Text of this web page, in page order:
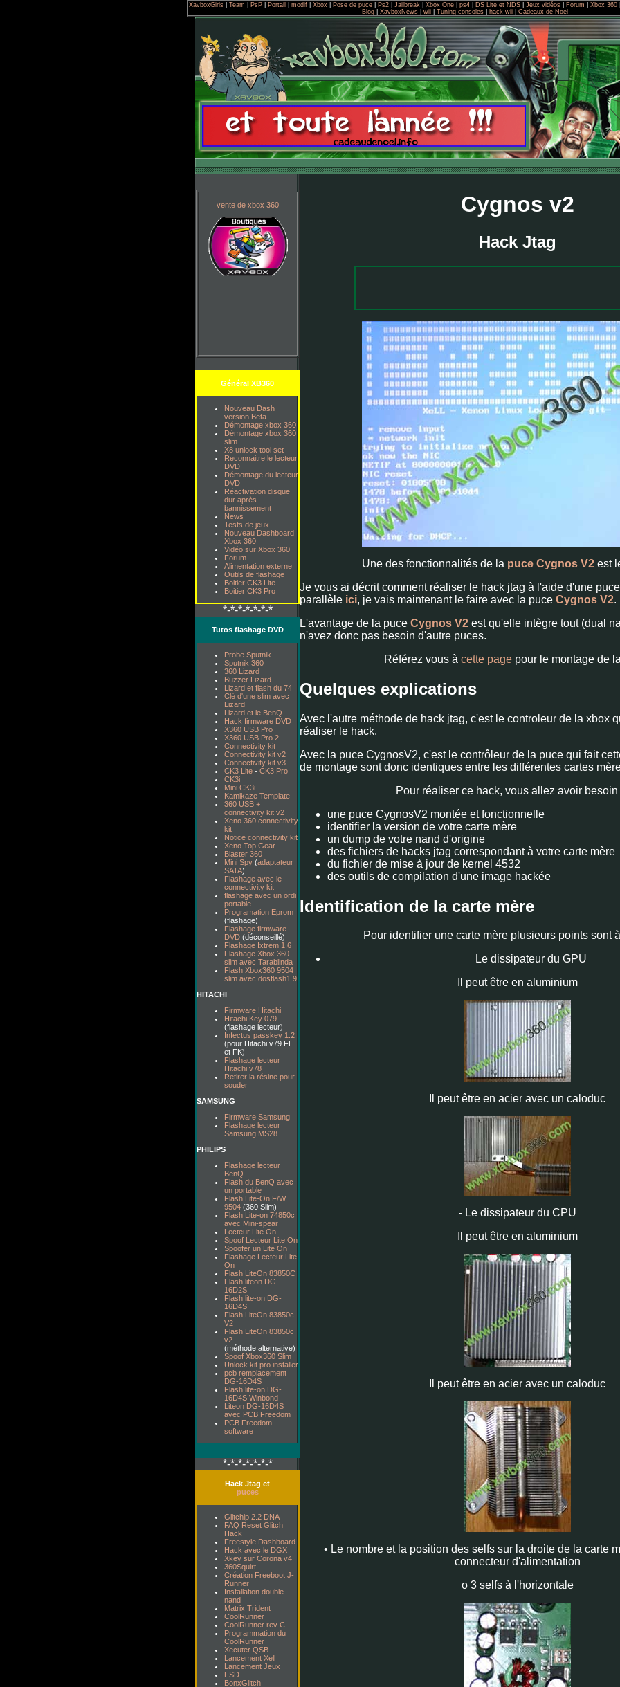
XavboxGirls| Team PsP| Portail modif| Xbox| Pose de puce| Ps2| Jailbreak| Xbox One| ps4| DS Lite et NDS| Jeux vidéos| Forum Xbox 360|
Blog
XavboxNews wii Tuning consoles hack wii Cadeaux de Noel
vente de xbox 360
Général XB360
Nouveau Dash
version Beta
Démontage xbox 360
Démontage xbox 360
slim
X8 unlock tool set
Reconnaitre le lecteur
DVD
Démontage du lecteur
DVD
Réactivation disque
dur après
bannissement
News
Tests de jeux
Nouveau Dashboard
Xbox 360
Vidéo sur Xbox 360
Forum
Alimentation externe
Outils de flashage
Boitier CK3 Lite
Boitier CK3 Pro
*-*-*-*-*-*-*
Tutos flashage DVD
Probe Sputnik
Sputnik 360
360 Lizard
Buzzer Lizard
Lizard et flash du 74
Clé d'une slim avec
Lizard
Lizard et le BenQ
Hack firmware DVD
X360 USB Pro
X360 USB Pro 2
Connectivity kit
Connectivity kit v2
Connectivity kit v3
CK3 Lite - CK3 Pro
CK3i
Mini CK3i
Kamikaze Template
360 USB +
connectivity kit v2
Xeno 360 connectivity
kit
Notice connectivity kit
Xeno Top Gear
Blaster 360
Mini Spy (adaptateur
SATA)
Flashage avec le
connectivity kit
flashage avec un ordi
portable
Programation Eprom
(flashage)
Flashage firmware
DVD (déconseillé)
Flashage Ixtrem 1.6
Flashage Xbox 360
slim avec Tarablinda
Flash Xbox360 9504
slim avec dosflash1.9
HITACHI
Firmware Hitachi
Hitachi Key 079
(flashage lecteur)
Infectus passkey 1.2
(pour Hitachi v79 FL
et FK)
Flashage lecteur
Hitachi v78
Retirer la résine pour
souder
SAMSUNG
Firmware Samsung
Flashage lecteur
Samsung MS28
PHILIPS
Flashage lecteur
BenQ
Flash du BenQ avec
un portable
Flash Lite-On F/W
9504 (360 Slim)
Flash Lite-on 74850c
avec Mini-spear
Lecteur Lite On
Spoof Lecteur Lite On
Spoofer un Lite On
Flashage Lecteur Lite
On
Flash LiteOn 83850C
Flash liteon DG-
16D2S
Flash lite-on DG-
16D4S
Flash LiteOn 83850c
V2
Flash LiteOn 83850c
v2
(méthode alternative)
Spoof Xbox360 Slim
Unlock kit pro installer
pcb remplacement
DG-16D4S
Flash lite-on DG-
16D4S Winbond
Liteon DG-16D4S
avec PCB Freedom
PCB Freedom
software
*-*-*-*-*-*-*
Hack Jtag et
puces
Glitchip 2.2 DNA
FAQ Reset Glitch
Hack
Freestyle Dashboard
Hack avec le DGX
Xkey sur Corona v4
360Squirt
Création Freeboot J-
Runner
Installation double
nand
Matrix Trident
CoolRunner
CoolRunner rev C
Programmation du
CoolRunner
Xecuter QSB
Lancement Xell
Lancement Jeux
FSD
BonxGlitch
Cygnos v2
Hack Jtag
Une des fonctionnalités de la puce Cygnos V2est
Je vous ai décrit comment réaliser le hack jtag à l'aide d'une
parallèle ici, je vais maintenant le faire avec la puce Cygnos V2.
L'avantage de la puce Cygnos V2 est qu'elle intègre tout (dual
n'avez donc pas besoin d'autre puces.
Référez vous à cette pagepour le montage de
Quelques explications
Avec l'autre méthode de hack jtag, c'est le controleur de la xbox
réaliser le hack.
Avec la puce CygnosV2, c'est le contrôleur de la puce qui fait
de montage sont donc identiques entre les différentes cartes
Pour réaliser ce hack, vous allez avoir besoin
une puce CygnosV2 montée et fonctionnelle
identifier la version de votre carte mère
un dump de votre nand d'origine
des fichiers de hacks jtag correspondant à votre carte mère
du fichier de mise à jour de kernel 4532
des outils de compilation d'une image hackée
Identification de la carte mère
Pour identifier une carte mère plusieurs points sont
Le dissipateur du GPU
Il peut être en aluminium
Il peut être en acier avec un caloduc
- Le dissipateur du CPU
Il peut être en aluminium
Il peut être en acier avec un caloduc
• Le nombre et la position des selfs sur la droite de la carte
connecteur d'alimentation
o 3 selfs à l'horizontale